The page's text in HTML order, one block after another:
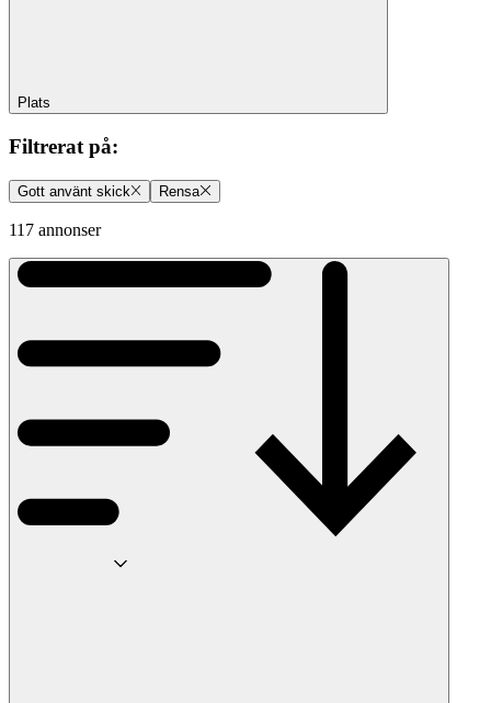
Plats
Filtrerat på:
Gott använt skick Rensa
117 annonser